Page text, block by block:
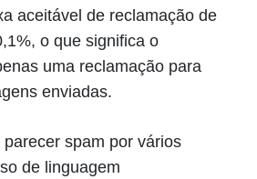
aceitável de reclamação de
o que significa o
uma reclamação para
enviadas.
spam por vários
de linguagem